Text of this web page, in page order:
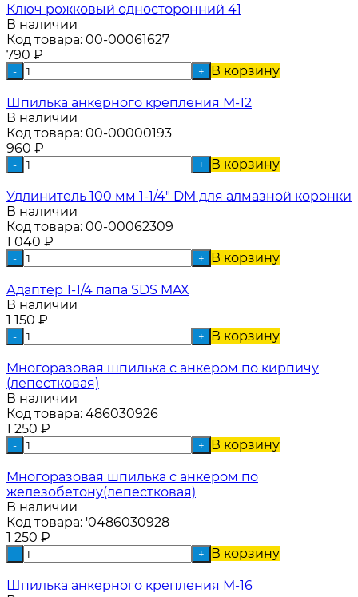
Ключ рожковый односторонний 41
В наличии
Код товара: 00-00061627
790 ₽
- + В корзину
Шпилька анкерного крепления М-12
В наличии
Код товара: 00-00000193
960 ₽
- + В корзину
Удлинитель 100 мм 1-1/4" DM для алмазной коронки
В наличии
Код товара: 00-00062309
1 040 ₽
- + В корзину
Адаптер 1-1/4 папа SDS MAX
В наличии
1 150 ₽
- + В корзину
Многоразовая шпилька с анкером по кирпичу
(лепестковая)
В наличии
Код товара: 486030926
1 250 ₽
- + В корзину
Многоразовая шпилька с анкером по
железобетону(лепестковая)
В наличии
Код товара: '0486030928
1 250 ₽
- + В корзину
Шпилька анкерного крепления М-16